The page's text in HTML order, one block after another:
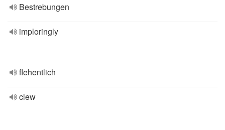
Bestrebungen
imploringly
flehentlich
clew